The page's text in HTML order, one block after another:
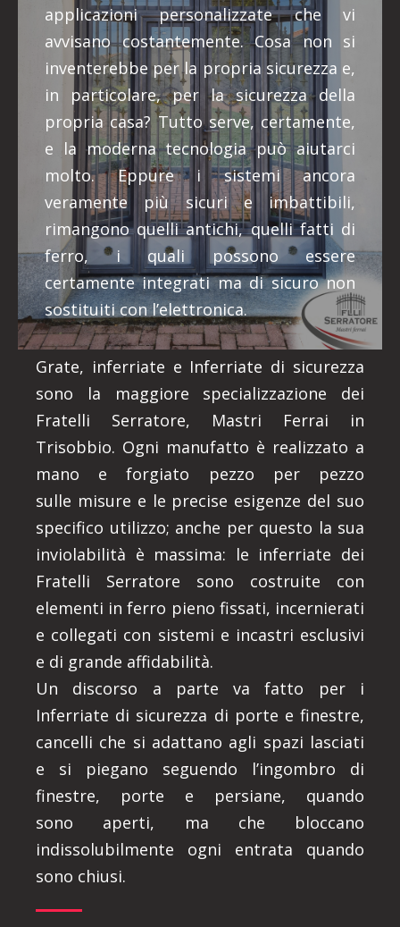
applicazioni personalizzate che vi
avvisano costantemente. Cosa non si
inventerebbe per la propria sicurezza e,
in particolare, per la sicurezza della
propria casa? Tutto serve, certamente,
e la moderna tecnologia può aiutarci
molto. Eppure i sistemi ancora
veramente più sicuri e imbattibili,
rimangono quelli antichi, quelli fatti di
ferro, i quali possono essere
certamente integrati ma di sicuro non
sostituiti con l’elettronica.
Grate, inferriate e Inferriate di sicurezza
sono la maggiore specializzazione dei
Fratelli Serratore, Mastri Ferrai in
Trisobbio. Ogni manufatto è realizzato a
mano e forgiato pezzo per pezzo
sulle misure e le precise esigenze del suo
specifico utilizzo; anche per questo la sua
inviolabilità è massima: le inferriate dei
Fratelli Serratore sono costruite con
elementi in ferro pieno fissati, incernierati
e collegati con sistemi e incastri esclusivi
e di grande affidabilità.
Un discorso a parte va fatto per i
Inferriate di sicurezza di porte e finestre,
cancelli che si adattano agli spazi lasciati
e si piegano seguendo l’ingombro di
finestre, porte e persiane, quando
sono aperti, ma che bloccano
indissolubilmente ogni entrata quando
sono chiusi.